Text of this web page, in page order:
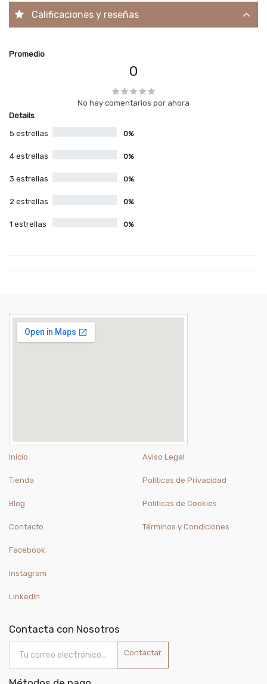
Calificaciones y reseñas
Promedio
0
No hay comentarios por ahora
Details
5 estrellas
0%
4 estrellas 0%
3 estrellas 0%
2 estrellas 0%
1 estrellas 0%
Inicio
Tienda
Blog
Contacto
Aviso Legal
Políticas de Privacidad
Políticas de Cookies
Términos y Condiciones
Facebook
Instagram
LinkedIn
Contacta con Nosotros
Contactar